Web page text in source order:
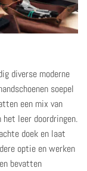
diverse moderne
soepel
een mix van
leer doordringen.
doek en laat
optie en werken
bevatten